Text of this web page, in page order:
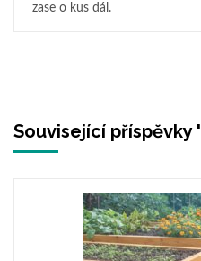
zase o kus dál.
Související příspěvky '